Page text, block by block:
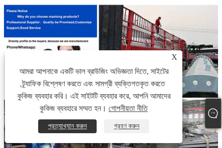
X
আমরা আপনাকে একটি ভাল ব্রাউজিং অভিজ্ঞতা দিতে, সাইটের
ট্র্যাফিক বিশ্লেষণ করতে এবং সামগ্রী ব্যক্তিগতকৃত করতে
কুকিজ ব্যবহার করি। এই সাইটটি ব্যবহার করে, আপনি আমাদের
কুকিজ ব্যবহারে সম্মত হন।গোপনীয়তা নীতি
প্রত্যাখ্যান করুন গ্রহণ করুন